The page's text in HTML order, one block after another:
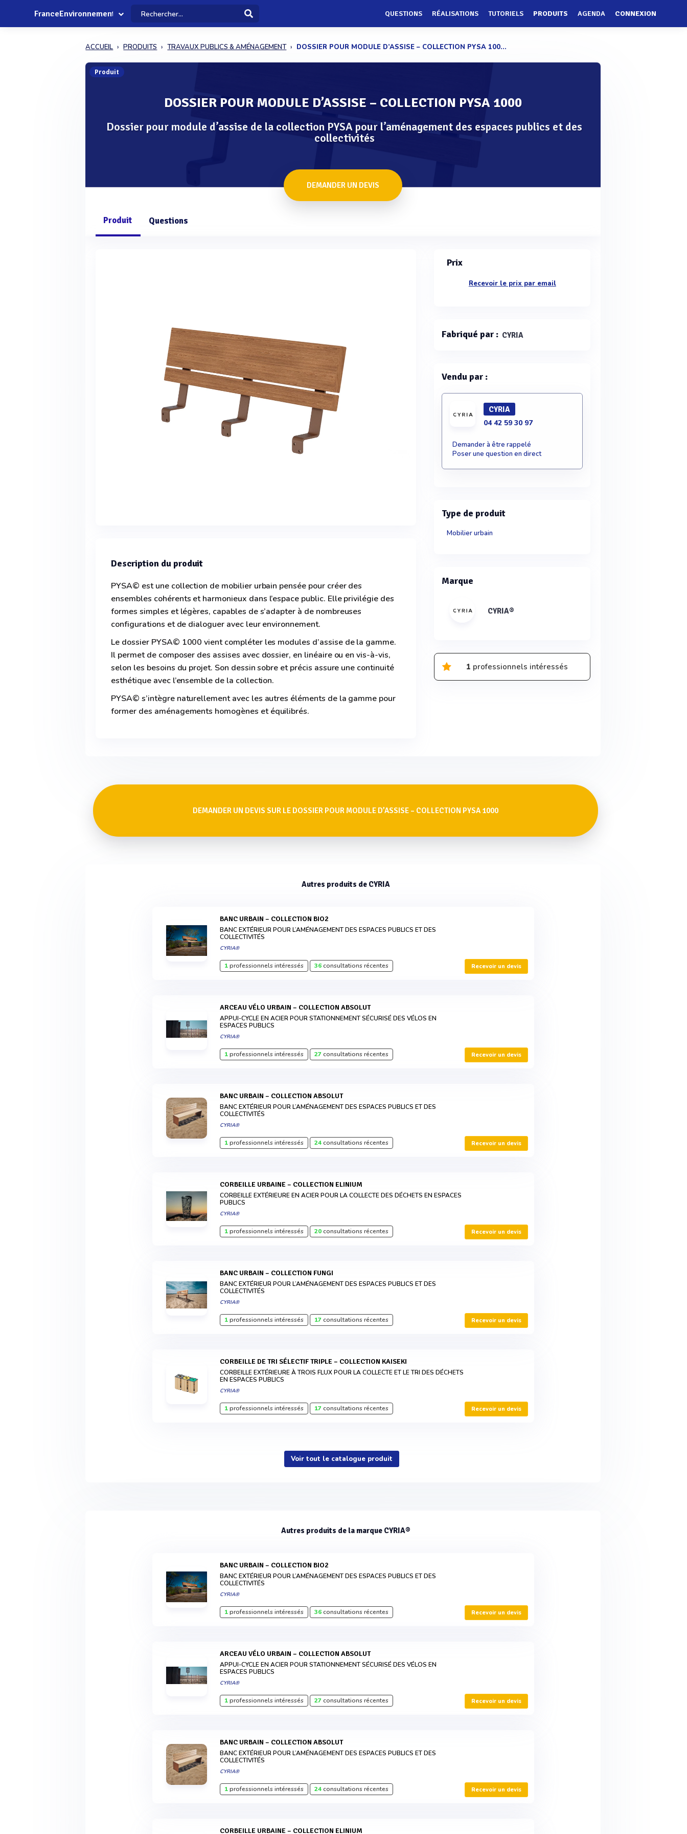
FranceEnvironnement QUESTIONS RÉALISATIONS TUTORIELS PRODUITS AGENDA CONNEXION
ACCUEIL PRODUITS TRAVAUX PUBLICS & AMÉNAGEMENT DOSSIER POUR MODULE D’ASSISE – COLLECTION PYSA 100...
Produit
DOSSIER POUR MODULE D’ASSISE – COLLECTION PYSA 1000
Dossier pour module d’assise de la collection PYSA pour l’aménagement des espaces publics et des
collectivités
DEMANDER UN DEVIS
Produit Questions
Description du produit
PYSA© est une collection de mobilier urbain pensée pour créer des
ensembles cohérents et harmonieux dans l’espace public. Elle privilégie des
formes simples et légères, capables de s’adapter à de nombreuses
configurations et de dialoguer avec leur environnement.
Le dossier PYSA© 1000 vient compléter les modules d’assise de la gamme.
Il permet de composer des assises avec dossier, en linéaire ou en vis-à-vis,
selon les besoins du projet. Son dessin sobre et précis assure une continuité
esthétique avec l’ensemble de la collection.
PYSA© s’intègre naturellement avec les autres éléments de la gamme pour
former des aménagements homogènes et équilibrés.
Prix
Recevoir le prix par email
Fabriqué par : CYRIA
Vendu par :
CYRIA
04 42 59 30 97
Demander à être rappelé
Poser une question en direct
Type de produit
Mobilier urbain
Marque
CYRIA®
1 professionnels intéressés
DEMANDER UN DEVIS SUR LE DOSSIER POUR MODULE D’ASSISE – COLLECTION PYSA 1000
Autres produits de CYRIA
BANC URBAIN – COLLECTION BIO2
BANC EXTÉRIEUR POUR L’AMÉNAGEMENT DES ESPACES PUBLICS ET DES
COLLECTIVITÉS
CYRIA®
1professionnels intéressés 36consultations récentes Recevoir un devis
ARCEAU VÉLO URBAIN – COLLECTION ABSOLUT
APPUI-CYCLE EN ACIER POUR STATIONNEMENT SÉCURISÉ DES VÉLOS EN
ESPACES PUBLICS
CYRIA®
1professionnels intéressés 27consultations récentes Recevoir un devis
BANC URBAIN – COLLECTION ABSOLUT
BANC EXTÉRIEUR POUR L’AMÉNAGEMENT DES ESPACES PUBLICS ET DES
COLLECTIVITÉS
CYRIA®
1professionnels intéressés 24consultations récentes Recevoir un devis
CORBEILLE URBAINE – COLLECTION ELINIUM
CORBEILLE EXTÉRIEURE EN ACIER POUR LA COLLECTE DES DÉCHETS EN ESPACES
PUBLICS
CYRIA®
1professionnels intéressés 20consultations récentes Recevoir un devis
BANC URBAIN – COLLECTION FUNGI
BANC EXTÉRIEUR POUR L’AMÉNAGEMENT DES ESPACES PUBLICS ET DES
COLLECTIVITÉS
CYRIA®
1professionnels intéressés 17consultations récentes Recevoir un devis
CORBEILLE DE TRI SÉLECTIF TRIPLE – COLLECTION KAISEKI
CORBEILLE EXTÉRIEURE À TROIS FLUX POUR LA COLLECTE ET LE TRI DES DÉCHETS
EN ESPACES PUBLICS
CYRIA®
1professionnels intéressés 17consultations récentes Recevoir un devis
Voir tout le catalogue produit
Autres produits de la marque CYRIA®
BANC URBAIN – COLLECTION BIO2
BANC EXTÉRIEUR POUR L’AMÉNAGEMENT DES ESPACES PUBLICS ET DES
COLLECTIVITÉS
CYRIA®
1professionnels intéressés 36consultations récentes Recevoir un devis
ARCEAU VÉLO URBAIN – COLLECTION ABSOLUT
APPUI-CYCLE EN ACIER POUR STATIONNEMENT SÉCURISÉ DES VÉLOS EN
ESPACES PUBLICS
CYRIA®
1professionnels intéressés 27consultations récentes Recevoir un devis
BANC URBAIN – COLLECTION ABSOLUT
BANC EXTÉRIEUR POUR L’AMÉNAGEMENT DES ESPACES PUBLICS ET DES
COLLECTIVITÉS
CYRIA®
1professionnels intéressés 24consultations récentes Recevoir un devis
CORBEILLE URBAINE – COLLECTION ELINIUM